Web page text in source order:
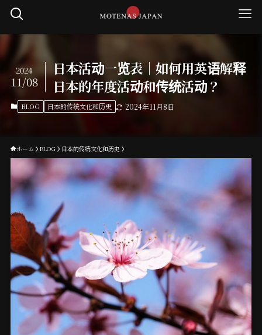
日本活动一览表｜如何用英语解释
日本的年度活动和传统活动？
2024
11/08
BLOG 日本的传统文化和历史 2024年11月8日
ホーム BLOG 日本的传统文化和历史